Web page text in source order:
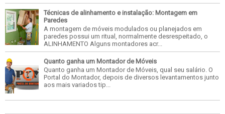
Técnicas de alinhamento e instalação: Montagem em
Paredes
A montagem de móveis modulados ou planejados em
paredes possui um ritual, normalmente desrespeitado, o
ALINHAMENTO Alguns montadores acr...
Quanto ganha um Montador de Móveis
Quanto ganha um Montador de Móveis, qual seu salário. O
Portal do Montador, depois de diversos levantamentos junto
aos mais variados tip...